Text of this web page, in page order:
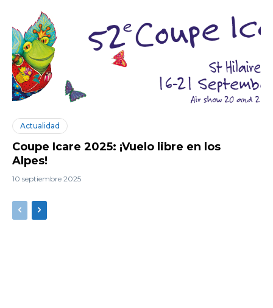
Actualidad
Coupe Icare 2025: ¡Vuelo libre en los
Alpes!
10 septiembre 2025